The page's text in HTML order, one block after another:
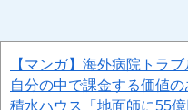
【マンガ】海外病院トラ
自分の中で課金する価値
積水ハウス「地面師に55